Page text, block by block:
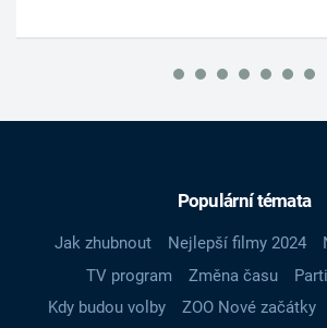
Populární témata
Jak zhubnout Nejlepší filmy 2024
TV program
Změna času
Kdy budou volby
ZOO Nové začátky